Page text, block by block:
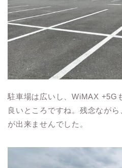
駐車場は広いし、WiMAX +5G
良いところですね。残念なが
が出来ませんでした。